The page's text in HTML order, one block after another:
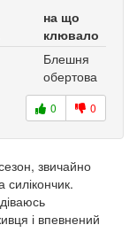
на що
клювало
Блешня
обертова
0 0
звичайно
і впевнений